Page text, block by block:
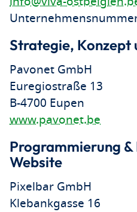
Strategie, Konzept
Pavonet GmbH
Euregiostraße 13
B-4700 Eupen
www.pavonet.be
Programmierung
Website
Pixelbar GmbH
Klebankgasse 16